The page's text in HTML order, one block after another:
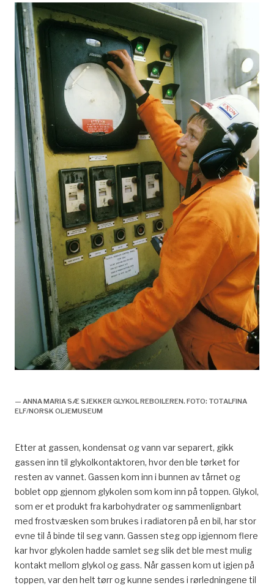
— ANNA MARIA SÆ SJEKKER GLYKOL REBOILEREN. FOTO: TOTALFINA
ELF/NORSK OLJEMUSEUM
Etter at gassen, kondensat og vann var separert, gikk
gassen inn til glykolkontaktoren, hvor den ble tørket for
resten av vannet. Gassen kom inn i bunnen av tårnet og
boblet opp gjennom glykolen som kom inn på toppen. Glykol,
som er et produkt fra karbohydrater og sammenlignbart
med frostvæsken som brukes i radiatoren på en bil, har stor
evne til å binde til seg vann. Gassen steg opp igjennom flere
kar hvor glykolen hadde samlet seg slik det ble mest mulig
kontakt mellom glykol og gass. Når gassen kom ut igjen på
toppen, var den helt tørr og kunne sendes i rørledningene til